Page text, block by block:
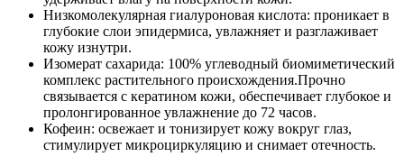
Низкомолекулярная гиалуроновая кислота: проникает в
глубокие слои эпидермиса, увлажняет и разглаживает
кожу изнутри.
Изомерат сахарида: 100% углеводный биомиметический
комплекс растительного происхождения.Прочно
связывается с кератином кожи, обеспечивает глубокое и
пролонгированное увлажнение до 72 часов.
Кофеин: освежает и тонизирует кожу вокруг глаз,
стимулирует микроциркуляцию и снимает отечность.